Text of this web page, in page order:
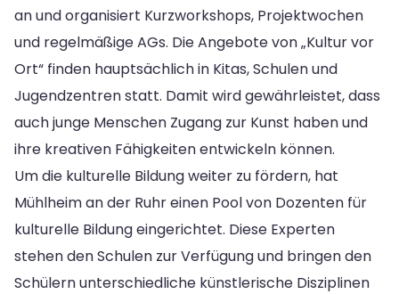
an und organisiert Kurzworkshops, Projektwochen
und regelmäßige AGs. Die Angebote von „Kultur vor
Ort“ finden hauptsächlich in Kitas, Schulen und
Jugendzentren statt. Damit wird gewährleistet, dass
auch junge Menschen Zugang zur Kunst haben und
ihre kreativen Fähigkeiten entwickeln können.
Um die kulturelle Bildung weiter zu fördern, hat
Mühlheim an der Ruhr einen Pool von Dozenten für
kulturelle Bildung eingerichtet. Diese Experten
stehen den Schulen zur Verfügung und bringen den
Schülern unterschiedliche künstlerische Disziplinen